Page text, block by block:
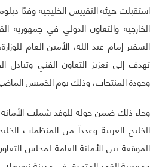
استقبلت هيئة التقييس الخليجية وفدًا
الخارجية والتعاون الدولي في جمهورية
السفير إمام عبد الله، الأمين العام
تهدف إلى تعزيز التعاون الفني وتبادل
وجودة المنتجات، وذلك يوم الخميس الماضي 11 ديسمبر
وجاء ذلك ضمن جولة للوفد شملت الأمانة
الخليج العربية وعدداً من المنظمات
الموقعة بين الأمانة العامة لمجلس